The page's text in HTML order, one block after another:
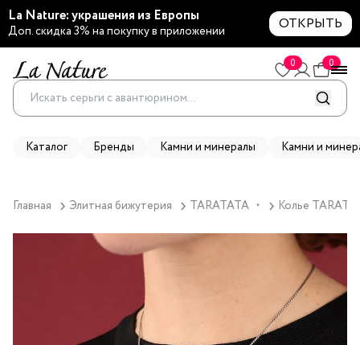
La Nature: украшения из Европы
Доп. скидка 3% на покупку в приложении ОТКРЫТЬ
0 0
Каталог Бренды Камни и минералы Камни и
Главная Элитная бижутерия TARATATA ▼ Колье